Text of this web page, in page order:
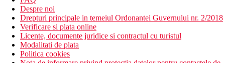
Wi-Fi in hol (gratuit)
conexiune la internet (contra cost)
sala de conferinta
magazin cu suveniruri
club de noapte
2 piscine (sezlonguri, umbrele si prosoape gratuite)
Despre noi
Drepturi principale in temeiul Ordonantei Guvernului nr. 2/2018
Verificare si plata online
Licente, documente juridice si contractul cu turistul
Modalitati de plata
Politica cookies